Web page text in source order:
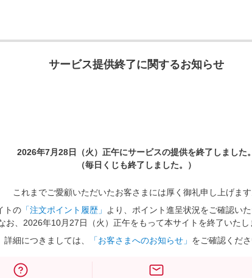
サービス提供終了に関するお知らせ
2026年7月28日（火）正午にサービスの提供を終了しました。
（毎日くじも終了しました。）
これまでご愛顧いただいたお客さまには厚く御礼申し上げます
トの 「注文ポイント履歴」
より、ポイント進呈状況をご確認いた
お、2026年10月27日（火）正午をもって本サイトを終了いたし
詳細につきましては、
「お客さまへのお知らせ」 をご確認くださ